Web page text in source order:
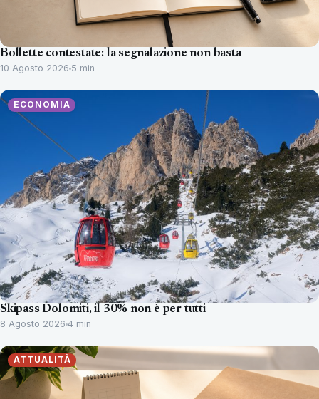
Bollette contestate: la segnalazione non basta
10 Agosto 2026 5 min
ECONOMIA
Skipass Dolomiti, il 30% non è per tutti
8 Agosto 2026 4 min
ATTUALITÀ